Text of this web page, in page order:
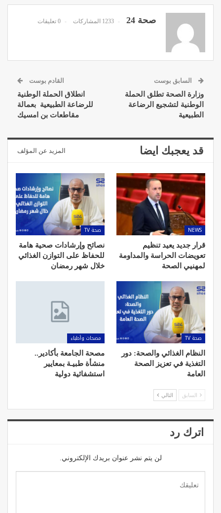
صحة 24 1233 المشاركات 0 تعليقات
السابق بوست
وزارة الصحة تطلق الحملة
الوطنية لتشجيع الرضاعة
الطبيعية
القادم بوست
انطلاق الحملة الوطنية
للرضاعة الطبيعية بعمالة
مقاطعات بن امسيك
قد يعجبك ايضا المزيد عن المؤلف
NEWS
قرار جديد يعيد تنظيم
تعويضات الحراسة والمداومة
لمهنيي الصحة
صحة TV
نصائح وإرشادات صحية هامة
للحفاظ على التوازن الغذائي
خلال شهر رمضان
صحة TV
النظام الغذائي والصحة: دور
التغذية في تعزيز الصحة
العامة
مصحات وأطباء
مصحة الجامعة بأكادير..
منشأة طبيـة بمعايير
استشفائية دولية
السابق التالي
اترك رد
لن يتم نشر عنوان بريدك الإلكتروني.